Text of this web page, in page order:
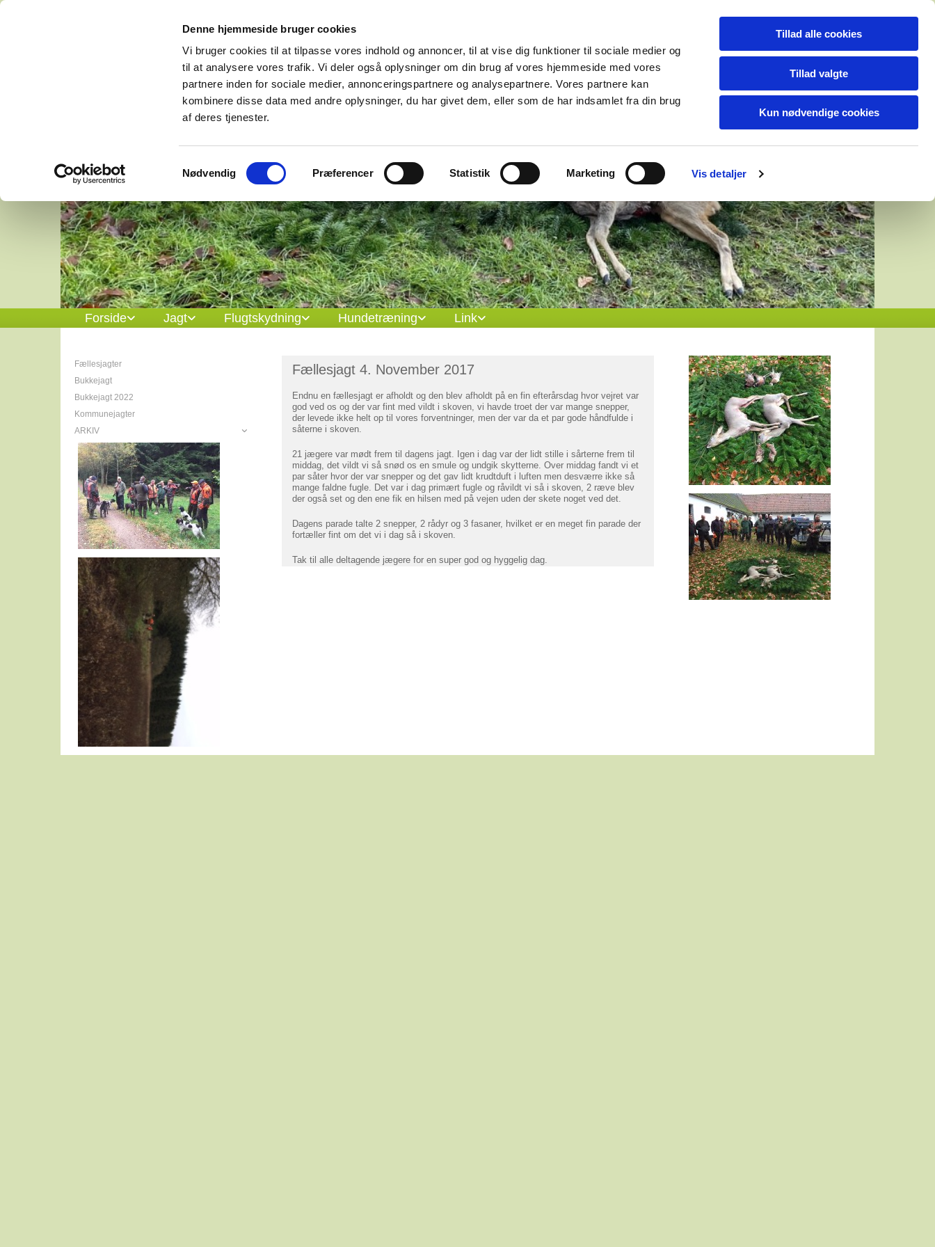
Denne hjemmeside bruger cookies
Vi bruger cookies til at tilpasse vores indhold og annoncer, til at vise dig funktioner til sociale medier og
til at analysere vores trafik. Vi deler også oplysninger om din brug af vores hjemmeside med vores
partnere inden for sociale medier, annonceringspartnere og analysepartnere. Vores partnere kan
kombinere disse data med andre oplysninger, du har givet dem, eller som de har indsamlet fra din brug
af deres tjenester.
Nødvendig Præferencer Statistik Marketing Vis detaljer
Tillad alle cookies
Tillad valgte
Kun nødvendige cookies
Forside Jagt Flugtskydning Hundetræning Link
Fællesjagter
Bukkejagt
Bukkejagt 2022
Kommunejagter
ARKIV
Jagter 2015
Bøgstedjagt
Jagter 2016
DJ - Video
Kommunejagter 2016
Jagter 2017
Kommunejagter 2017
Kommunejagter 2018
Fællesjagt 10. oktober 2015
Fællesjagt 7. november 2015
Fællesjagt 21. november
Fællesjagt 5. december 2015
Fællesjagt 27. december 2015
Rævejagt 9. januar 2016
Rævejagt 23. januar 2016
Fællesjagt 15.10.16
Fællesjagt 05.11.16
Fællesjagt 19.11.16
Fællesjagt 03.12.16
Fællesjagt 4. November 2017
Endnu en fællesjagt er afholdt og den blev afholdt på en fin efterårsdag hvor vejret var
god ved os og der var fint med vildt i skoven, vi havde troet der var mange snepper,
der levede ikke helt op til vores forventninger, men der var da et par gode håndfulde i
såterne i skoven.
21 jægere var mødt frem til dagens jagt. Igen i dag var der lidt stille i sårterne frem til
middag, det vildt vi så snød os en smule og undgik skytterne. Over middag fandt vi et
par såter hvor der var snepper og det gav lidt krudtduft i luften men desværre ikke så
mange faldne fugle. Det var i dag primært fugle og råvildt vi så i skoven, 2 ræve blev
der også set og den ene fik en hilsen med på vejen uden der skete noget ved det.
Dagens parade talte 2 snepper, 2 rådyr og 3 fasaner, hvilket er en meget fin parade der
fortæller fint om det vi i dag så i skoven.
Tak til alle deltagende jægere for en super god og hyggelig dag.